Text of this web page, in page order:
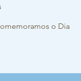
o Dia